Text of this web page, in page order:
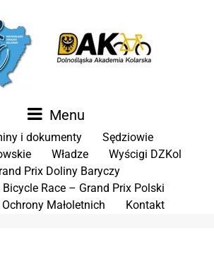
Menu
i dokumenty
Sędziowie
Władze
Wyścigi DZKol
Prix Doliny Baryczy
Race – Grand Prix Polski
Małoletnich
Kontakt